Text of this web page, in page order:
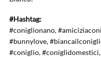
#Hashtag:
#coniglionano,
#bunnylove,
#coniglio,